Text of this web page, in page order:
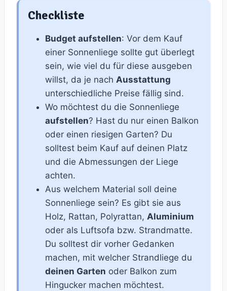
Checkliste
Budget aufstellen: Vor dem Kauf
einer Sonnenliege sollte gut überlegt
sein, wie viel du für diese ausgeben
willst, da je nach Ausstattung
unterschiedliche Preise fällig sind.
Wo möchtest du die Sonnenliege
aufstellen? Hast du nur einen Balkon
oder einen riesigen Garten? Du
solltest beim Kauf auf deinen Platz
und die Abmessungen der Liege
achten.
Aus welchem Material soll deine
Sonnenliege sein? Es gibt sie aus
Holz, Rattan, Polyrattan, Aluminium
oder als Luftsofa bzw. Strandmatte.
Du solltest dir vorher Gedanken
machen, mit welcher Strandliege du
deinen Garten oder Balkon zum
Hingucker machen möchtest.